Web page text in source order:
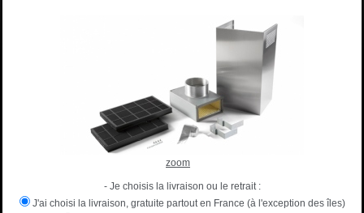
zoom
- Je choisis la livraison ou le retrait :
J'ai choisi la livraison, gratuite partout en France (à l'exception des îles)